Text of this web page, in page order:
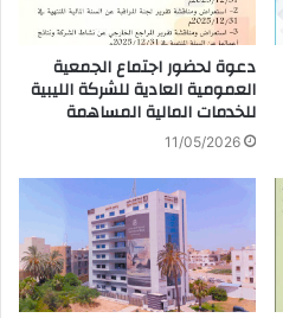
دعوة لحضور اجتماع الجمعية
العمومية العادية للشركة الليبية
للخدمات المالية المساهمة
11/05/2026